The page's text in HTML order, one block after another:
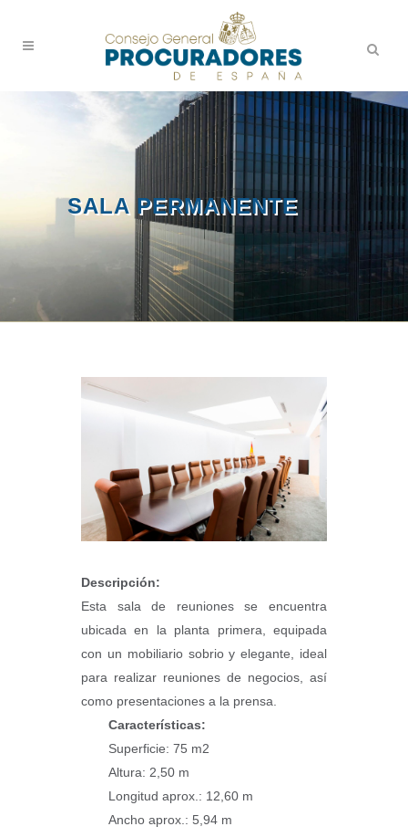
SALA PERMANENTE
Descripción:
Esta sala de reuniones se encuentra
ubicada en la planta primera, equipada
con un mobiliario sobrio y elegante, ideal
para realizar reuniones de negocios, así
como presentaciones a la prensa.
Características:
Superficie: 75 m2
Altura: 2,50 m
Longitud aprox.: 12,60 m
Ancho aprox.: 5,94 m